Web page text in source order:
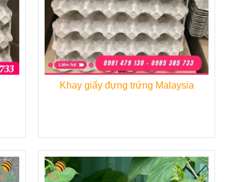
Khay giấy đựng trứng Malaysia